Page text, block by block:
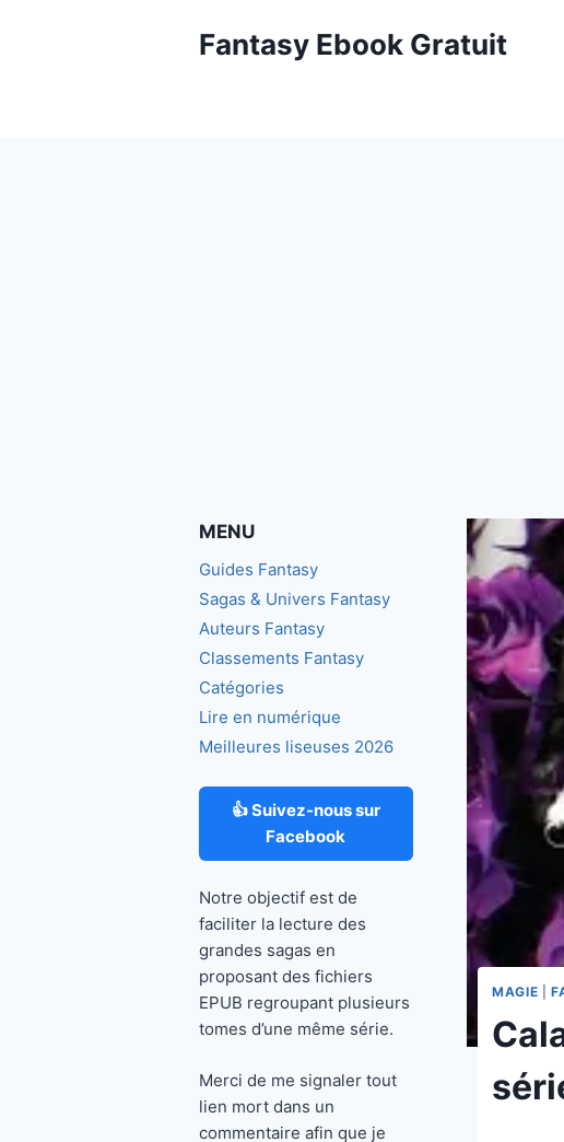
Fantasy Ebook Gratuit
MAGIE
MENU
Guides Fantasy
Sagas & Univers Fantasy
Auteurs Fantasy
Classements Fantasy
Catégories
Lire en numérique
Meilleures liseuses 2026
👍 Suivez-nous sur
Facebook
Notre objectif est de
faciliter la lecture des
grandes sagas en
proposant des fichiers
EPUB regroupant plusieurs
tomes d’une même série.
Merci de me signaler tout
lien mort dans un
commentaire afin que je